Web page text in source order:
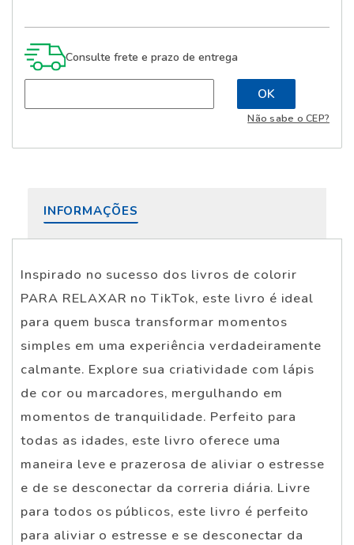
Consulte frete e prazo de entrega
Não sabe o CEP?
INFORMAÇÕES
Inspirado no sucesso dos livros de colorir
PARA RELAXAR no TikTok, este livro é ideal
para quem busca transformar momentos
simples em uma experiência verdadeiramente
calmante. Explore sua criatividade com lápis
de cor ou marcadores, mergulhando em
momentos de tranquilidade. Perfeito para
todas as idades, este livro oferece uma
maneira leve e prazerosa de aliviar o estresse
e de se desconectar da correria diária. Livre
para todos os públicos, este livro é perfeito
para aliviar o estresse e se desconectar da